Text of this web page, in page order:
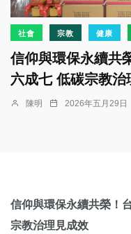
社會 宗教 健康
信仰與環保永續共
六成七 低碳宗教治
陳明 2026年五月29日
信仰與環保永續共榮！
宗教治理見成效